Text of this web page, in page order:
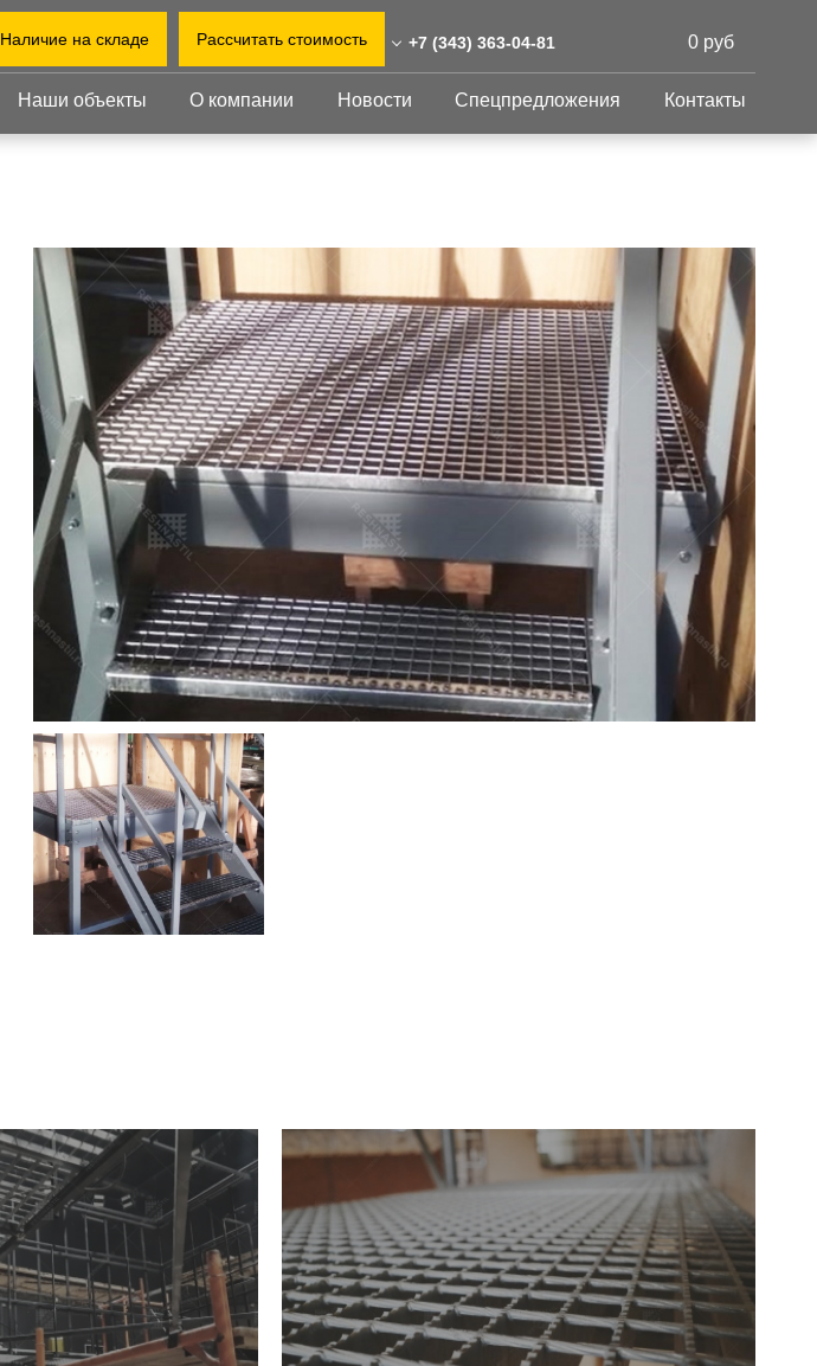
Наличие на складе Рассчитать стоимость +7 (343) 363-04-81
+7 (343) 363-04-81
Завод и склад: Калужская
область, район Боровский,
Индустриальный парк "Ворсино",
1-й Восточный проезд
0 руб
Прессованные
ступени
Сварные ступени
Ступени с
противоскольжением
лист
перфорированных
листов
GFK настил
Просечно-
профилированный
настил
Металлоконструкция
Готовая продукция
Наши объекты О компании Новости Спецпредложения Контакты